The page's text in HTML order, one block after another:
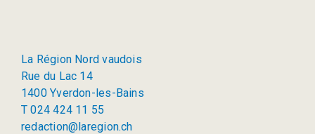
La Région Nord vaudois
Rue du Lac 14
1400 Yverdon-les-Bains
T 024 424 11 55
redaction@laregion.ch